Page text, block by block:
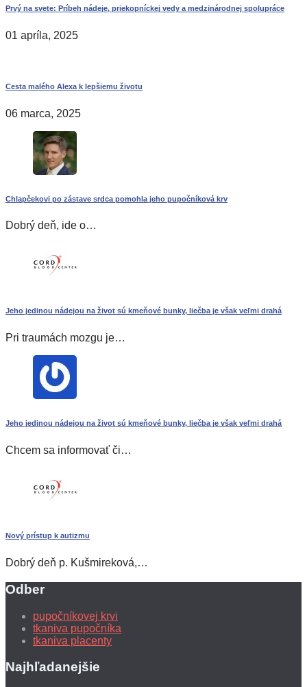
Prvý na svete: Príbeh nádeje, priekopníckej vedy a medzinárodnej spolupráce
01 apríla, 2025
Cesta malého Alexa k lepšiemu životu
06 marca, 2025
Chlapčekovi po zástave srdca pomohla jeho pupočníková krv
Dobrý deň, ide o…
Jeho jedinou nádejou na život sú kmeňové bunky, liečba je však veľmi drahá
Pri traumách mozgu je…
Jeho jedinou nádejou na život sú kmeňové bunky, liečba je však veľmi drahá
Chcem sa informovať či…
Nový prístup k autizmu
Dobrý deň p. Kušmireková,…
Odber
pupočníkovej krvi
tkaniva pupočníka
tkaniva placenty
Najhľadanejšie